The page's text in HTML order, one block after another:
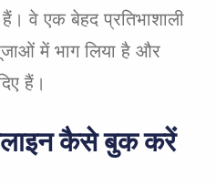
वे एक बेहद प्रतिभाशाली
में भाग लिया है और
हैं।
कैसे बुक करें